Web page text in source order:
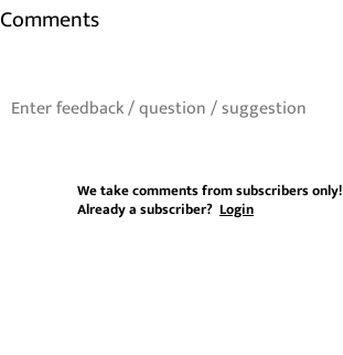
Comments
We take comments from subscribers only!
Already a subscriber? Login